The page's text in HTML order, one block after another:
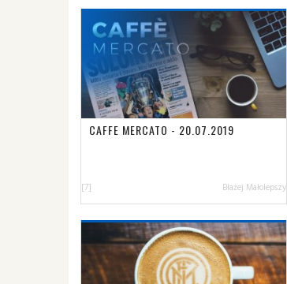
CAFFE MERCATO - 20.07.2019
[7] Błażej Małolepszy